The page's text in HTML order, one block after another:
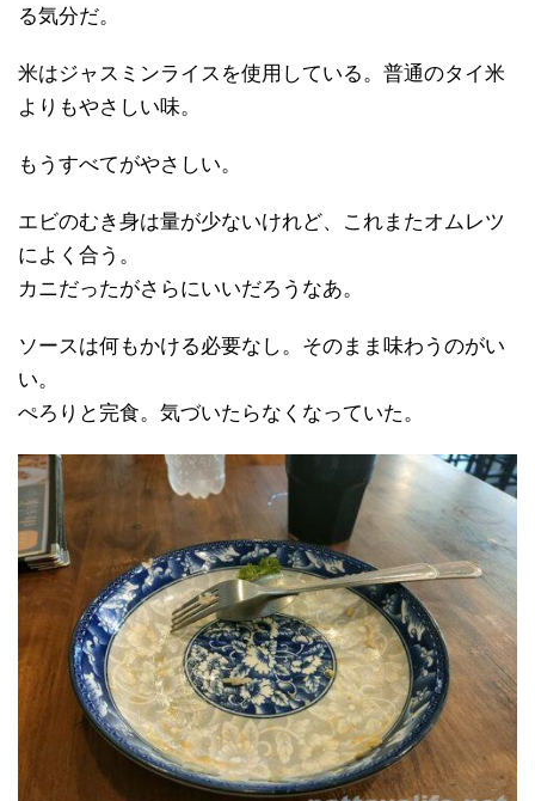
る気分だ。
米はジャスミンライスを使用している。普通のタイ米
よりもやさしい味。
もうすべてがやさしい。
エビのむき身は量が少ないけれど、これまたオムレツ
によく合う。
カニだったがさらにいいだろうなあ。
ソースは何もかける必要なし。そのまま味わうのがい
い。
ぺろりと完食。気づいたらなくなっていた。